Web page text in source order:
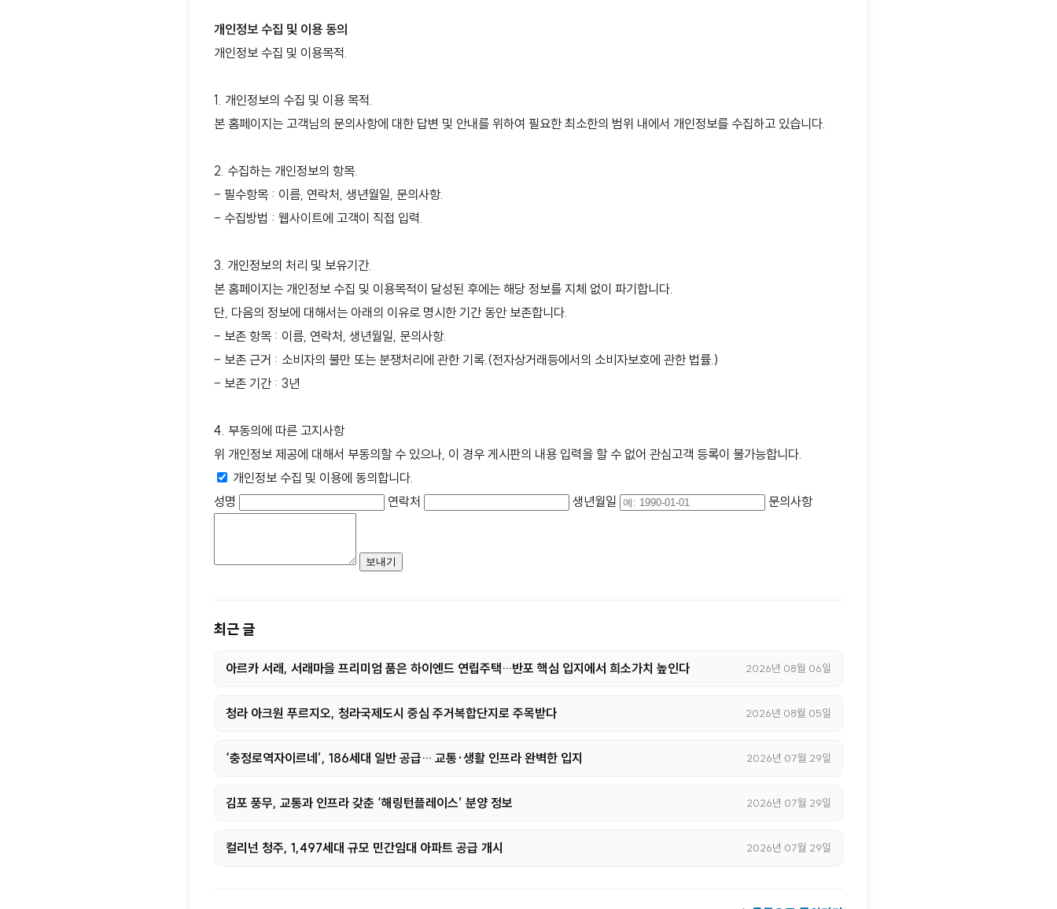
개인정보 수집 및 이용 동의
개인정보 수집 및 이용목적.
1. 개인정보의 수집 및 이용 목적.
본 홈페이지는 고객님의 문의사항에 대한 답변 및 안내를 위하여 필요한 최소한의 범위 내에서 개인정보를 수집하고 있습니다.
2. 수집하는 개인정보의 항목.
– 필수항목 : 이름, 연락처, 생년월일, 문의사항.
– 수집방법 : 웹사이트에 고객이 직접 입력.
3. 개인정보의 처리 및 보유기간.
본 홈페이지는 개인정보 수집 및 이용목적이 달성된 후에는 해당 정보를 지체 없이 파기합니다.
단, 다음의 정보에 대해서는 아래의 이유로 명시한 기간 동안 보존합니다.
– 보존 항목 : 이름, 연락처, 생년월일, 문의사항.
– 보존 근거 : 소비자의 불만 또는 분쟁처리에 관한 기록.(전자상거래등에서의 소비자보호에 관한 법률.)
– 보존 기간 : 3년
4. 부동의에 따른 고지사항
위 개인정보 제공에 대해서 부동의할 수 있으나, 이 경우 게시판의 내용 입력을 할 수 없어 관심고객 등록이 불가능합니다.
개인정보 수집 및 이용에 동의합니다.
성명
연락처 생년월일 문의사항
최근 글
아르카 서래, 서래마을 프리미엄 품은 하이엔드 연립주택…반포 핵심 입지에서 희소가치 높인다 2026년 08월 06일
청라 아크원 푸르지오, 청라국제도시 중심 주거복합단지로 주목받다 2026년 08월 05일
‘충정로역자이르네’, 186세대 일반 공급… 교통·생활 인프라 완벽한 입지 2026년 07월 29일
김포 풍무, 교통과 인프라 갖춘 ‘해링턴플레이스’ 분양 정보 2026년 07월 29일
컬리넌 청주, 1,497세대 규모 민간임대 아파트 공급 개시 2026년 07월 29일